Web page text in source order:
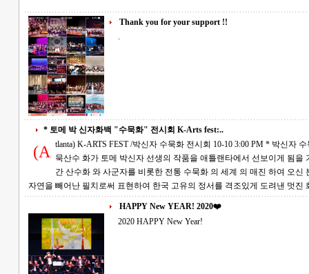
Thank you for your support !!
.
* 토메 박 신자화백 "수묵화" 전시회 K-Arts fest:..
(A
tlanta) K-ARTS FEST /박신자 수묵화 전시회 10-10 3:00 PM * 박신자 수묵화 전시회에 초대 합니다. 한국의 저명한 수
묵산수 화가 토메 박신자 선생의 작품을 애틀랜타에서 선보이게 됨을 기쁘게 생각합니다.
간 산수화 와 사군자를 비롯한 전통 수묵화 의 세계 의 매진 하여 오신 분으로써 그의 작품 세계는 한
자연을 빼어난 필치로써 표현하여 한국 고유의 정서를 격조있게 도려낸 멋진
HAPPY New YEAR! 2020❤️
2020 HAPPY New Year!